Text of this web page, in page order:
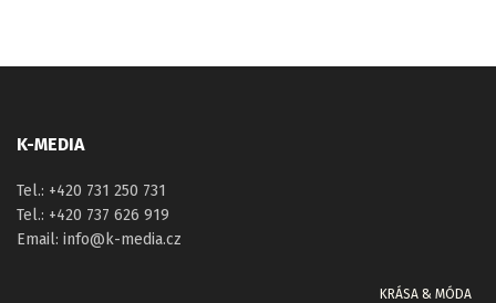
K-MEDIA
Tel.: +420 731 250 731
Tel.: +420 737 626 919
Email: info@k-media.cz
KRÁSA & MÓDA